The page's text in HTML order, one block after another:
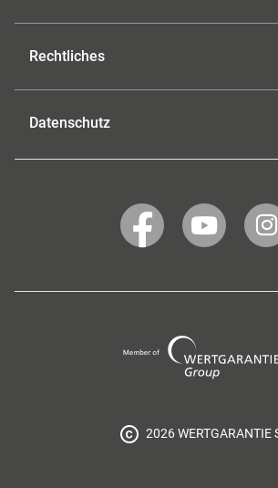
Rechtliches
Datenschutz
WERTGARANTIE
auf
auf
auf
Group
2026 WERTGARANTIE